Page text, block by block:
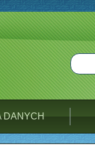
DANYCH